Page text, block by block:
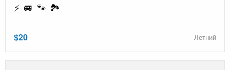
⚡ 🚐 🐾 🏞️
$20 Летний